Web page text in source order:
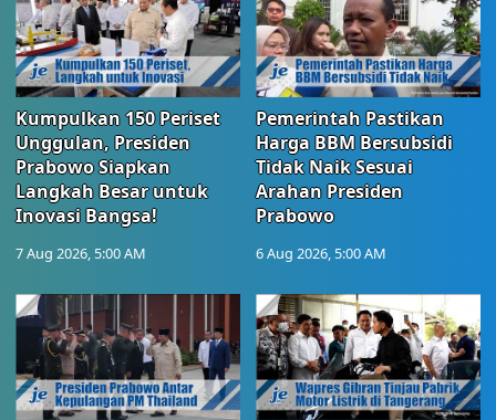
Kumpulkan 150 Periset
Unggulan, Presiden
Prabowo Siapkan
Langkah Besar untuk
Inovasi Bangsa!
7 Aug 2026, 5:00 AM
Pemerintah Pastikan
Harga BBM Bersubsidi
Tidak Naik Sesuai
Arahan Presiden
Prabowo
6 Aug 2026, 5:00 AM